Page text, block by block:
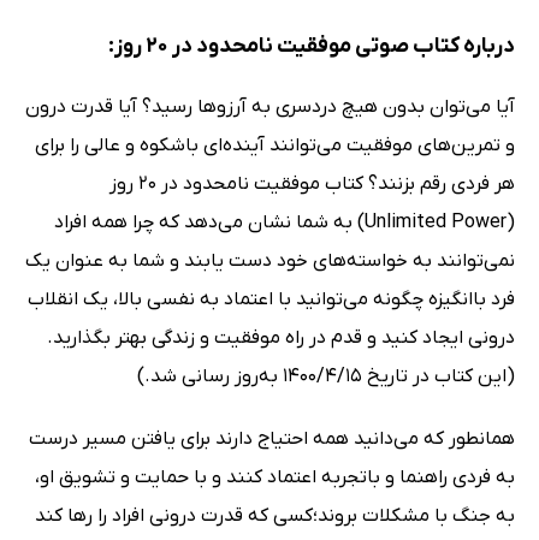
درباره کتاب صوتی موفقیت نامحدود در 20 روز:
آیا می‌توان بدون هیچ دردسری به آرزوها رسید؟ آیا قدرت درون
و تمرین‌های موفقیت می‌توانند آینده‌ای باشکوه و عالی را برای
هر فردی رقم بزنند؟ کتاب موفقیت نامحدود در 20 روز
(Unlimited Power) به شما نشان می‌دهد که چرا همه افراد
نمی‌توانند به خواسته‌های خود دست یابند و شما به عنوان یک
فرد باانگیزه چگونه می‌توانید با اعتماد به نفسی بالا، یک انقلاب
درونی ایجاد کنید و قدم در راه موفقیت و زندگی بهتر بگذارید.
(این کتاب در تاریخ 1400/4/15 به‌روز رسانی شد.)
همانطور که می‌دانید همه احتیاج دارند برای یافتن مسیر درست
به فردی راهنما و باتجربه اعتماد کنند و با حمایت و تشویق او،
به جنگ با مشکلات بروند؛کسی که قدرت درونی افراد را رها کند